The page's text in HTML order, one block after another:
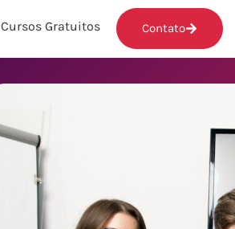
Cursos Gratuitos Contato